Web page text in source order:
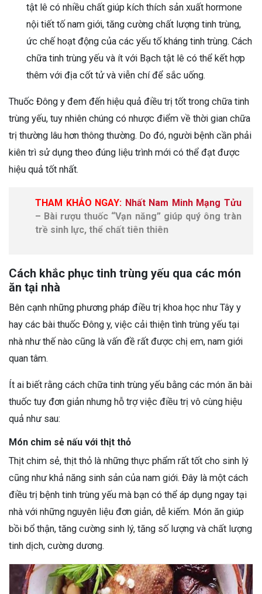
tật lê có nhiều chất giúp kích thích sản xuất hormone
nội tiết tố nam giới, tăng cường chất lượng tinh trùng,
ức chế hoạt động của các yếu tố kháng tinh trùng. Cách
chữa tinh trùng yếu và ít với Bạch tật lê có thể kết hợp
thêm với địa cốt tử và viễn chí để sắc uống.
Thuốc Đông y đem đến hiệu quả điều trị tốt trong chữa tinh
trùng yếu, tuy nhiên chúng có nhược điểm về thời gian chữa
trị thường lâu hơn thông thường. Do đó, người bệnh cần phải
kiên trì sử dụng theo đúng liệu trình mới có thể đạt được
hiệu quả tốt nhất.
THAM KHẢO NGAY: Nhất Nam Minh Mạng Tửu
– Bài rượu thuốc “Vạn năng” giúp quý ông tràn
trề sinh lực, thể chất tiên thiên
Cách khắc phục tinh trùng yếu qua các món
ăn tại nhà
Bên cạnh những phương pháp điều trị khoa học như Tây y
hay các bài thuốc Đông y, việc cải thiện tình trùng yếu tại
nhà như thế nào cũng là vấn đề rất được chị em, nam giới
quan tâm.
Ít ai biết rằng cách chữa tinh trùng yếu bằng các món ăn bài
thuốc tuy đơn giản nhưng hỗ trợ việc điều trị vô cùng hiệu
quả như sau:
Món chim sẻ nấu với thịt thỏ
Thịt chim sẻ, thịt thỏ là những thực phẩm rất tốt cho sinh lý
cũng như khả năng sinh sản của nam giới. Đây là một cách
điều trị bệnh tinh trùng yếu mà bạn có thể áp dụng ngay tại
nhà với những nguyên liệu đơn giản, dễ kiếm. Món ăn giúp
bồi bổ thận, tăng cường sinh lý, tăng số lượng và chất lượng
tinh dịch, cường dương.